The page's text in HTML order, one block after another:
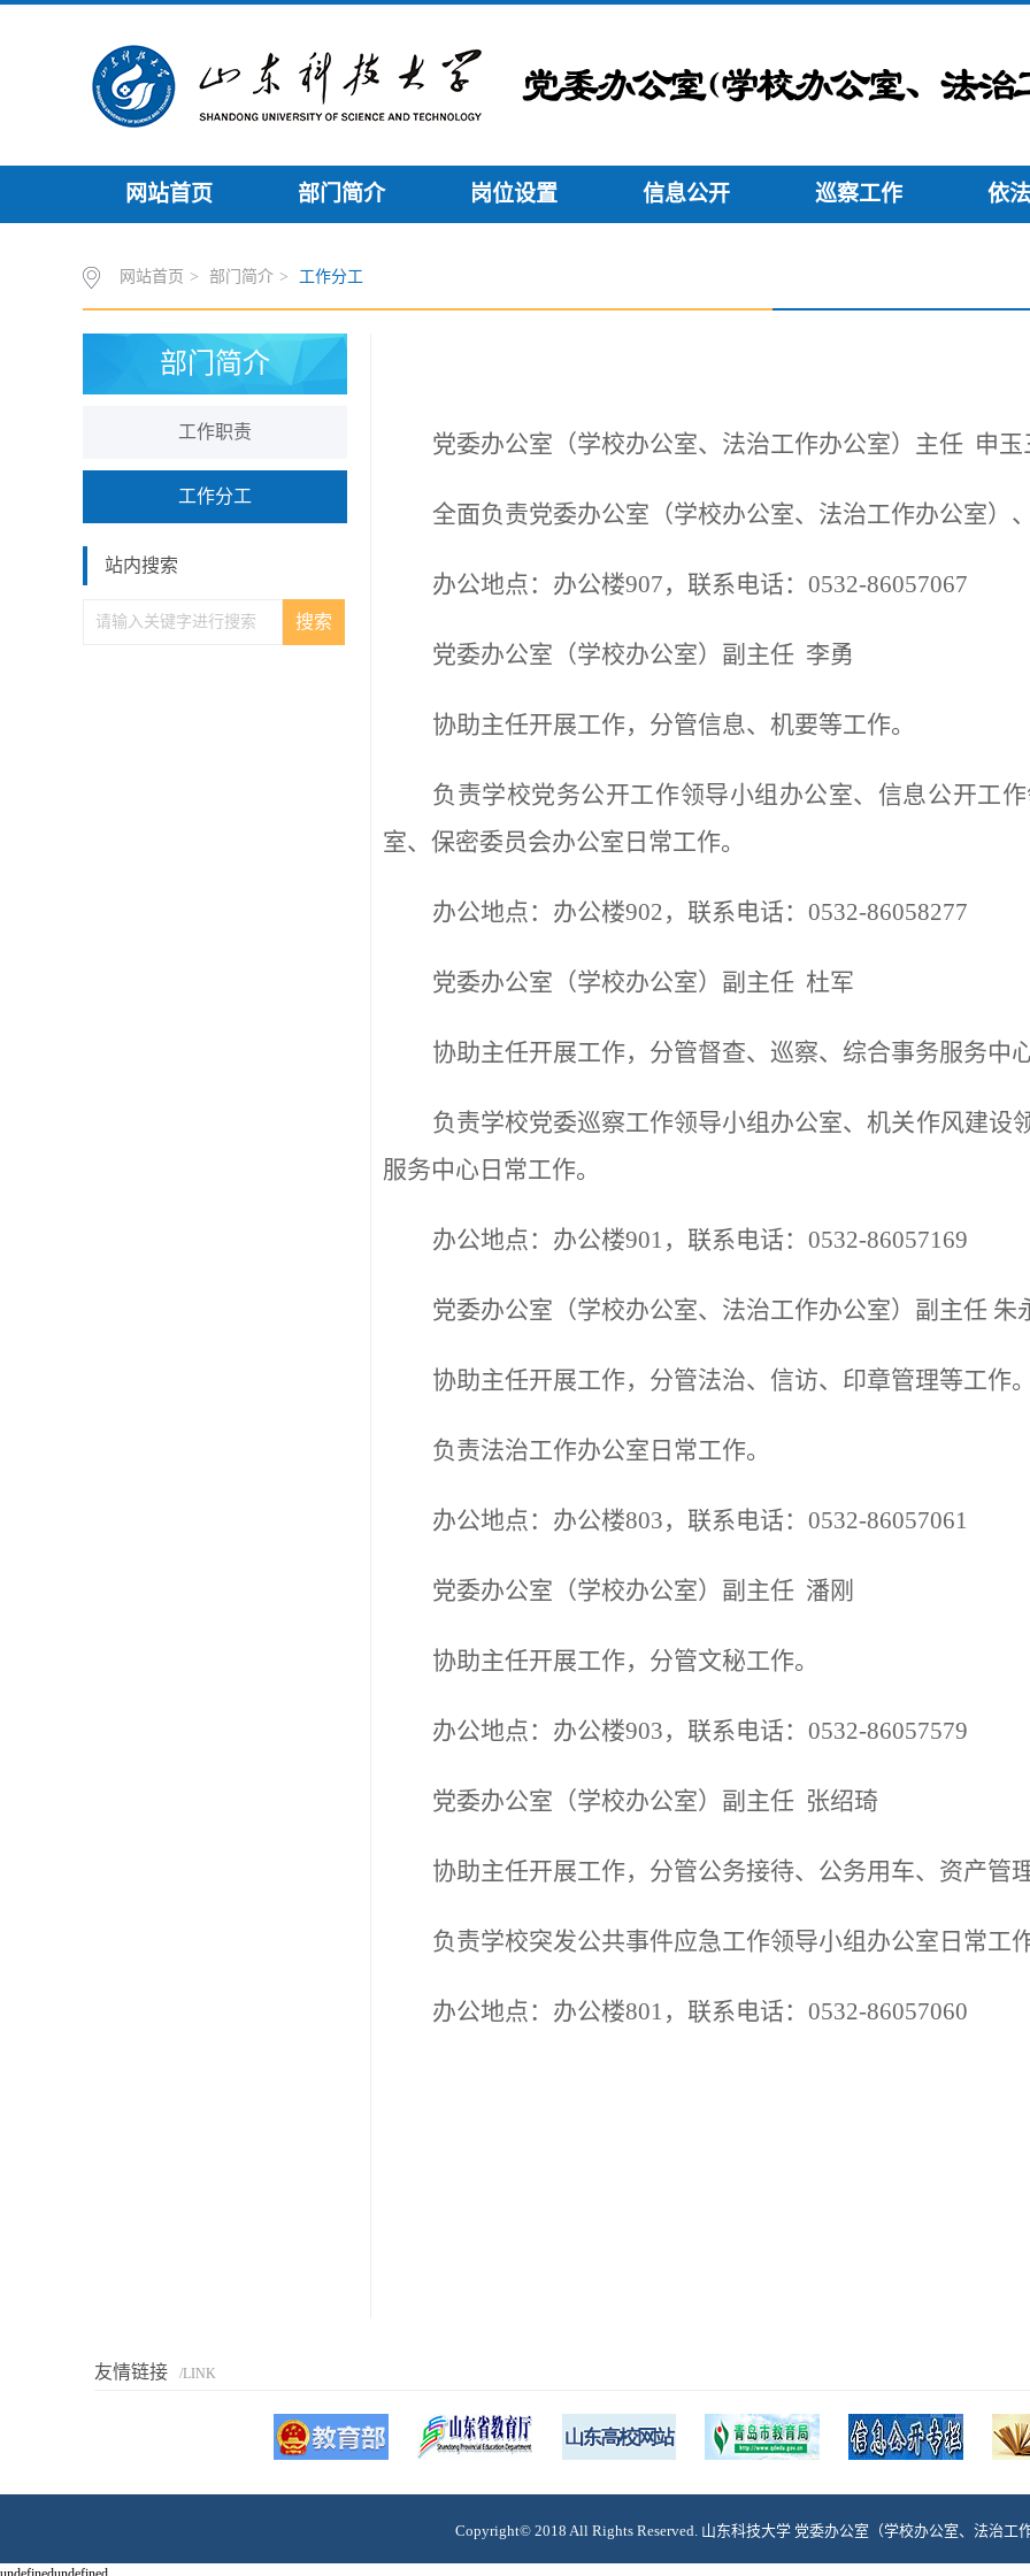
网站首页 部门简介 岗位设置 信息公开 巡察工作 依
网站首页 > 部门简介 > 工作分工
部门简介
工作职责
工作分工
站内搜索
党委办公室（学校办公室、法治工作办公室）主任 申玉
全面负责党委办公室（学校办公室、法治工作办公室） 、
办公地点：办公楼907，联系电话：0532-86057067
党委办公室（学校办公室）副主任 李勇
协助主任开展工作，分管信息、机要等工作。
负责学校党务公开工作领导小组办公室、信息公开工
室、保密委员会办公室日常工作。
办公地点：办公楼902，联系电话： 0532-86058277
党委办公室（学校办公室）副主任 杜军
协助主任开展工作，分管督查、 巡察、 综合事务服务中
负责学校党委巡察工作领导小组办公室、机关作风建设
服务中心日常工作。
办公地点：办公楼901，联系电话：0532-86057169
党委办公室（学校办公室、法治工作办公室）副主任 朱
协助主任开展工作， 分管法治、信访、印章管理等工作。
负责法治工作办公室 日常工作。
办公地点：办公楼803，联系电话：0532-86057061
党委办公室（学校办公室）副主任 潘刚
协助主任开展工作，分管文秘工作。
办公地点：办公楼903，联系电话：0532-86057579
党委办公室（学校办公室）副主任 张绍琦
协助主任开展工作，分管公务接待、公务用车、资产管
负责学校突发公共事件应急工作领导小组办公室日常工作
办公地点：办公楼801，联系电话：0532-86057060
友情链接 /LINK
Copyright© 2018 All Rights Reserved. 山东科技大学 党委办公室（学校办公室、法治工